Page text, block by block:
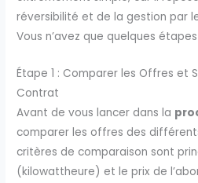
réversibilité et de la gestion par
Vous n’avez que quelques
Étape 1 : Comparer les Offres et
Contrat
Avant de vous lancer dans la
comparer les offres des
critères de comparaison sont
(kilowattheure) et le prix de